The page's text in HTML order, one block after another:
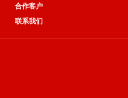
合作客户
联系我们